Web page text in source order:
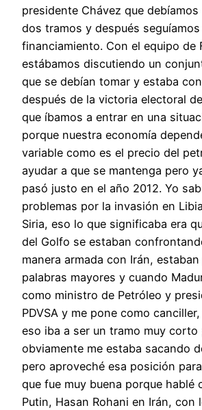
presidente Chávez que
dos tramos y después
financiamiento. Con el equipo de
estábamos discutiendo un
que se debían tomar y estaba
después de la victoria electoral
que íbamos a entrar en una
porque nuestra economía
variable como es el precio del
ayudar a que se mantenga pero
pasó justo en el año 2012. Yo
problemas por la invasión en
Siria, eso lo que significaba era
del Golfo se estaban
manera armada con Irán,
palabras mayores y cuando
como ministro de Petróleo y
PDVSA y me pone como
eso iba a ser un tramo muy corto
obviamente me estaba sacando
pero aproveché esa posición
que fue muy buena porque hablé
Putin, Hasan Rohani en Irán, con